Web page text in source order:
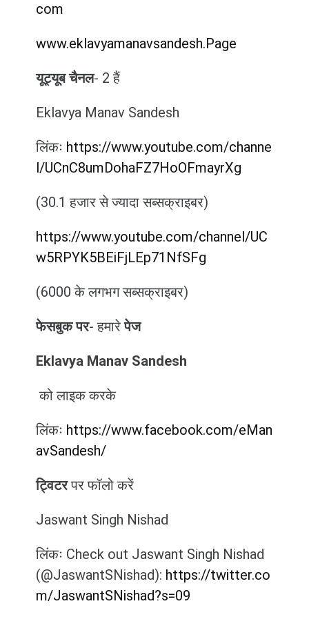
com
www.eklavyamanavsandesh.Page
यूट्यूब चैनल- 2 हैं
Eklavya Manav Sandesh
लिंकः https://www.youtube.com/channe
l/UCnC8umDohaFZ7HoOFmayrXg
(30.1 हजार से ज्यादा सब्सक्राइबर)
https://www.youtube.com/channel/UC
w5RPYK5BEiFjLEp71NfSFg
(6000 के लगभग सब्सक्राइबर)
फेसबुक पर- हमारेपेज
Eklavya Manav Sandesh
को लाइक करके
लिंकः https://www.facebook.com/eMan
avSandesh/
ट्विटरपर फॉलो करें
Jaswant Singh Nishad
लिंकः Check out Jaswant Singh Nishad
(@JaswantSNishad): https://twitter.co
m/JaswantSNishad?s=09